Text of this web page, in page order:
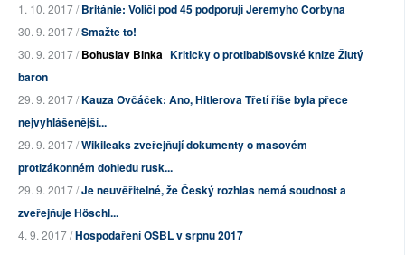
1. 10. 2017 /Británie: Voliči pod 45 podporují Jeremyho Corbyna
30. 9. 2017 /Smažte to!
30. 9. 2017 /Bohuslav Binka Kriticky o protibabišovské knize Žlutý
baron
29. 9. 2017 /Kauza Ovčáček: Ano, Hitlerova Třetí říše byla přece
nejvyhlášenější...
29. 9. 2017 /Wikileaks zveřejňují dokumenty o masovém
protizákonném dohledu rusk...
29. 9. 2017 /Je neuvěřitelné, že Český rozhlas nemá soudnost a
zveřejňuje Höschl...
4. 9. 2017 /Hospodaření OSBL v srpnu 2017